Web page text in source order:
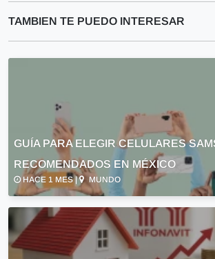
TAMBIEN TE PUEDO INTERESAR
GUÍA PARA ELEGIR CELULARES
RECOMENDADOS EN MÉXICO
HACE 1 MES | MUNDO